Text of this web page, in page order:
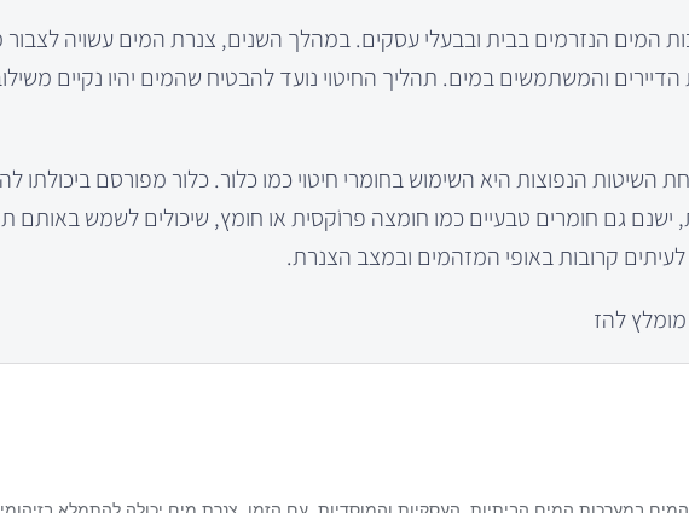
המים הנזרמים בבית ובבעלי עסקים. במהלך השנים, צנרת המים עשויה
והמשתמשים במים. תהליך החיטוי נועד להבטיח שהמים יהיו נקיים
הנפוצות היא השימוש בחומרי חיטוי כמו כלור. כלור מפורסם ביכולתו
גם חומרים טבעיים כמו חומצה פרוֹקסית או חומץ, שיכולים לשמש באותם
לעיתים קרובות באופי המזהמים ובמצב הצנרת.
להז